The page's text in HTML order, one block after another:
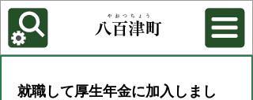
各種機能
背景色を変更する
就職して厚生年金に加入しまし